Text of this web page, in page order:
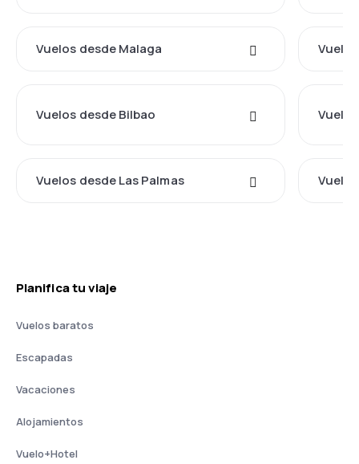
Vuelos desde Malaga
Vuelos desde Bilbao
Vuelos desde Las Palmas
Planifica tu viaje
Vuelos baratos
Escapadas
Vacaciones
Alojamientos
Vuelo+Hotel